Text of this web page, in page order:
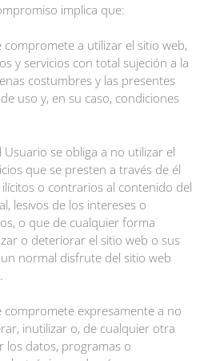
implica que:
compromete a utilizar el sitio web,
y servicios con total sujeción a la
costumbres y las presentes
uso y, en su caso, condiciones
se obliga a no utilizar el
que se presten a través de él
o contrarios al contenido del
lesivos de los intereses o
o que de cualquier forma
o deteriorar el sitio web o sus
normal disfrute del sitio web
compromete expresamente a no
inutilizar o, de cualquier otra
los datos, programas o